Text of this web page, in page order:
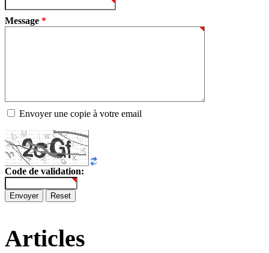
Message *
Envoyer une copie à votre email
Code de validation:
Envoyer Reset
Articles